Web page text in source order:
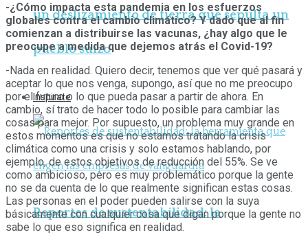
un deslizamiento de tierra que sepulta un
pueblo suizo
Inspirate
Reportes de sustentabilidad: la
-¿Cómo impacta esta pandemia en los esfuerzos
globales contra el cambio climático? Y dado que al fin
comienzan a distribuirse las vacunas, ¿hay algo que le
preocupe a medida que dejemos atrás el Covid-19?
-Nada en realidad. Quiero decir, tenemos que ver qué pasará y
aceptar lo que nos venga, supongo, así que no me preocupo
por el futuro o lo que pueda pasar a partir de ahora. En
cambio, sí trato de hacer todo lo posible para cambiar las
cosas para mejor. Por supuesto, un problema muy grande en
estos momentos es que no estamos tratando la crisis
climática como una crisis y solo estamos hablando, por
ejemplo, de estos objetivos de reducción del 55%. Se ve
como ambicioso, pero es muy problemático porque la gente
no se da cuenta de lo que realmente significan estas cosas.
Las personas en el poder pueden salirse con la suya
básicamente con cualquier cosa que digan porque la gente no
sabe lo que eso significa en realidad.